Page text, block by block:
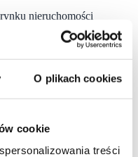
O plikach cookies
cookie
treści
rynku nieruchomości
handlowe, przede
Firma rozwija
na Słowacji
supermarketów i 1
BILLA, Albert
pod marką
funkcjonującymi
zapewnia
i asset